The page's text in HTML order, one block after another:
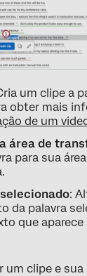
um clipe a
obter mais
de um
área de
para sua
:
da palavra
que aparece
um clipe e sua